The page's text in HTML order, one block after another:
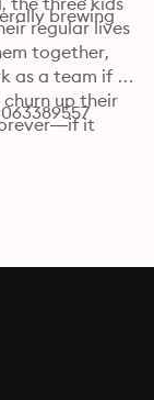
brewing
regular lives
together,
as a team if
up their
it